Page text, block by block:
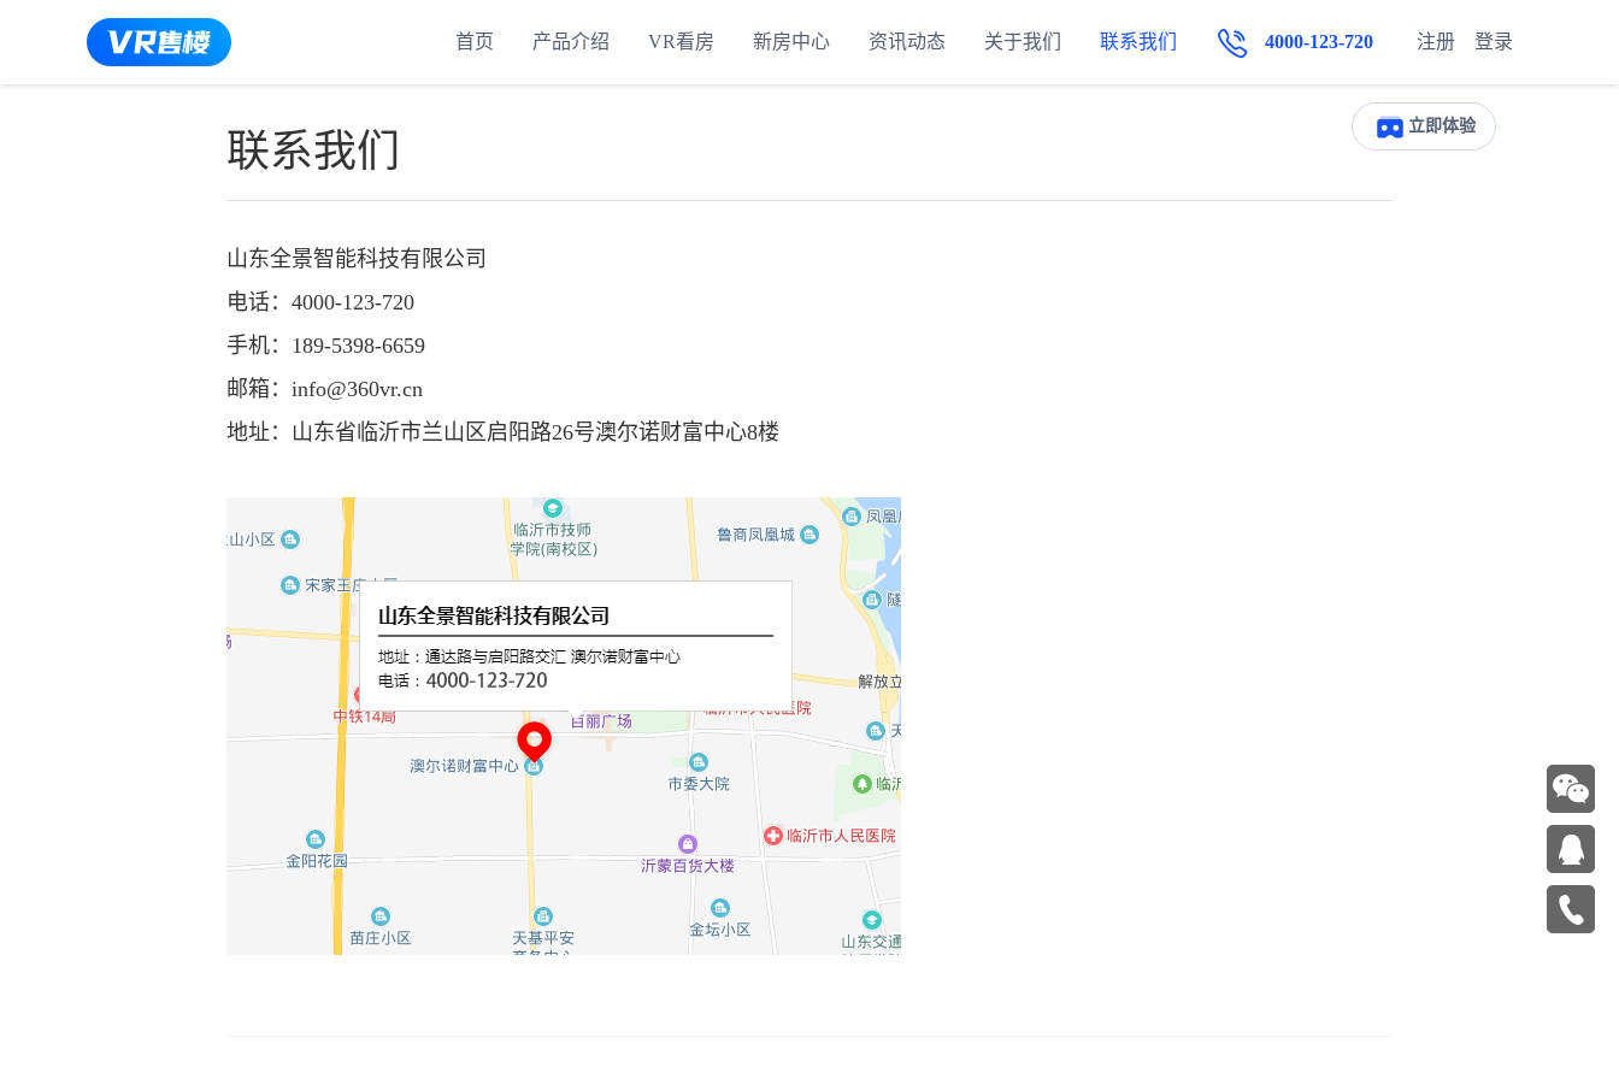
首页 产品介绍 VR看房 新房中心 资讯动态 关于我们 联系我们 注册 登录
4000-123-720
立即体验
联系我们
山东全景智能科技有限公司
电话：4000-123-720
手机：189-5398-6659
邮箱：info@360vr.cn
地址：山东省临沂市兰山区启阳路26号澳尔诺财富中心8楼